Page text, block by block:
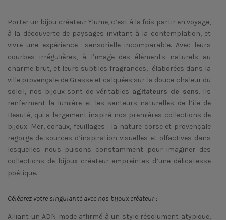
Porter un bijou créateur Ylume, c’est à la fois partir en voyage,
à la découverte de paysages invitant à la contemplation, et
vivre une expérience sensorielle incomparable. Avec leurs
courbes irrégulières, à l’image des éléments naturels au
charme brut, et leurs subtiles fragrances, élaborées dans la
ville provençale de Grasse et calquées sur la douce chaleur du
soleil, nos bijoux sont de véritables agitateurs de sens. Ils
renferment la lumière et les senteurs naturelles de l’île de
Beauté, qui a largement inspiré nos premières collections de
bijoux. Mer, coraux, feuillages : la nature corse et provençale
regorge de sources d’inspiration visuelles et olfactives dans
lesquelles nous puisons constamment pour imaginer des
collections de bijoux créateur empreintes d’une délicatesse
poétique.
Célébrez votre singularité avec nos bijoux créateur :
Alliant un ADN mode affirmé à un style résolument atypique,